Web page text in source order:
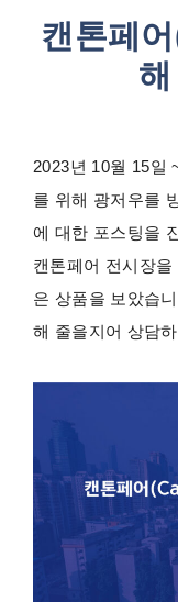
캔톤페
2023년 10월 15일
를 위해 광저우를
에 대한 포스팅을
캔톤페어 전시장
은 상품을 보았습
해 줄을지어 상담